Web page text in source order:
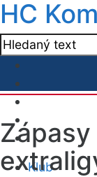
HC
Klub
Zápasy